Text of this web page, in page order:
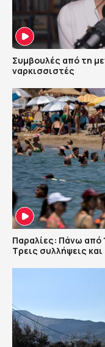
Συμβουλές από τη
ναρκισσιστές
Παραλίες: Πάνω από
Τρεις συλλήψεις